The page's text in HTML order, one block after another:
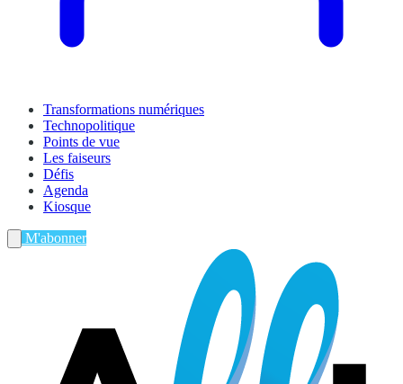
Transformations numériques
Technopolitique
Points de vue
Les faiseurs
Défis
Agenda
Kiosque
M'abonner